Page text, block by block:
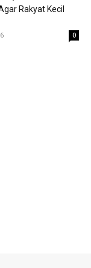
Rakyat Kecil
0